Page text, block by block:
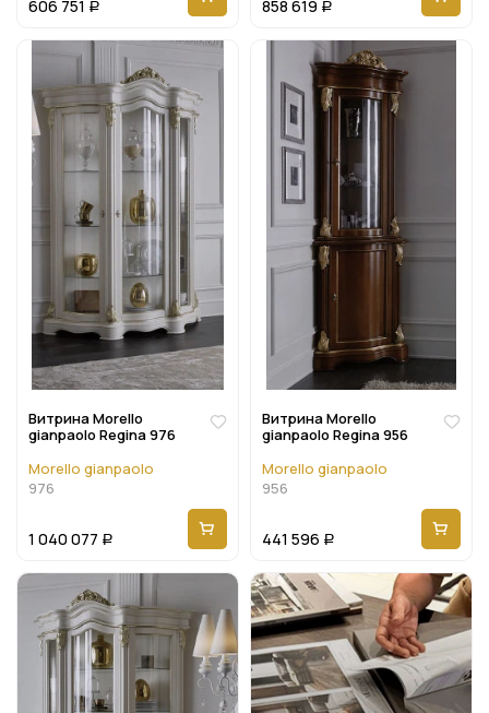
606 751 Р 858 619 Р
Витрина Morello
gianpaolo Regina 976
Morello gianpaolo
976
1 040 077 Р
Витрина Morello
gianpaolo Regina 956
Morello gianpaolo
956
441 596 Р